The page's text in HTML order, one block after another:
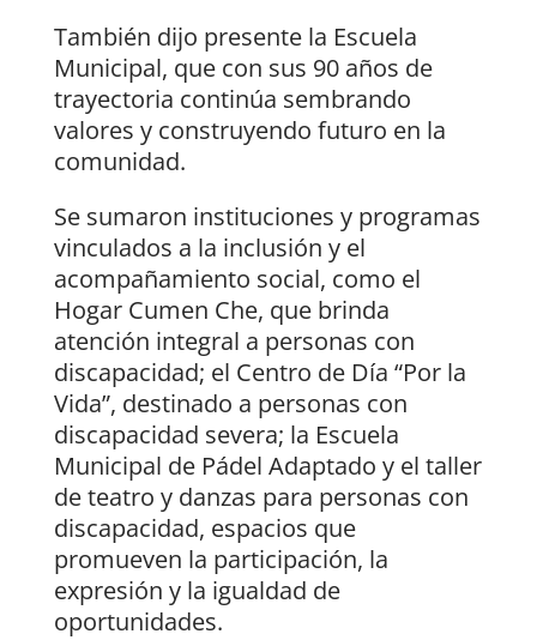
También dijo presente la Escuela
Municipal, que con sus 90 años de
trayectoria continúa sembrando
valores y construyendo futuro en la
comunidad.
Se sumaron instituciones y programas
vinculados a la inclusión y el
acompañamiento social, como el
Hogar Cumen Che, que brinda
atención integral a personas con
discapacidad; el Centro de Día “Por la
Vida”, destinado a personas con
discapacidad severa; la Escuela
Municipal de Pádel Adaptado y el taller
de teatro y danzas para personas con
discapacidad, espacios que
promueven la participación, la
expresión y la igualdad de
oportunidades.